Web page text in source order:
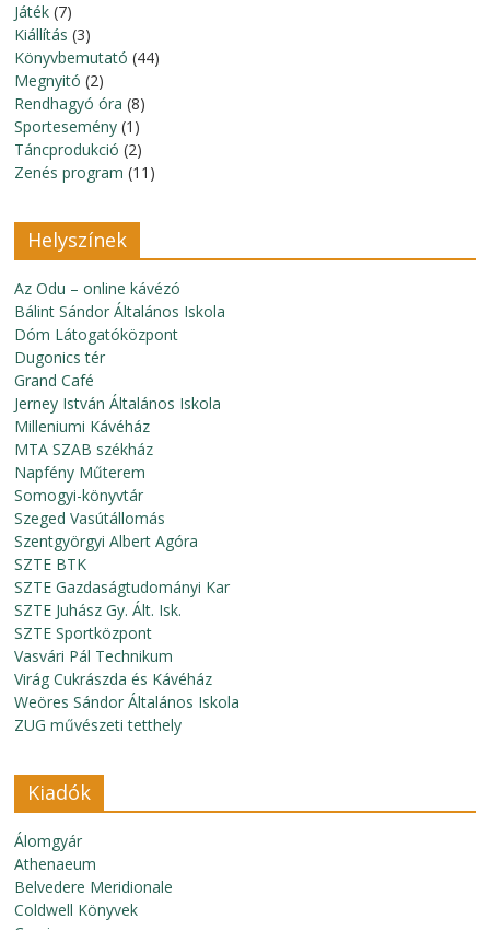
Játék (7)
Kiállítás (3)
Könyvbemutató (44)
Megnyitó (2)
Rendhagyó óra (8)
Sportesemény (1)
Táncprodukció (2)
Zenés program (11)
Helyszínek
Az Odu – online kávézó
Bálint Sándor Általános Iskola
Dóm Látogatóközpont
Dugonics tér
Grand Café
Jerney István Általános Iskola
Milleniumi Kávéház
MTA SZAB székház
Napfény Műterem
Somogyi-könyvtár
Szeged Vasútállomás
Szentgyörgyi Albert Agóra
SZTE BTK
SZTE Gazdaságtudományi Kar
SZTE Juhász Gy. Ált. Isk.
SZTE Sportközpont
Vasvári Pál Technikum
Virág Cukrászda és Kávéház
Weöres Sándor Általános Iskola
ZUG művészeti tetthely
Kiadók
Álomgyár
Athenaeum
Belvedere Meridionale
Coldwell Könyvek